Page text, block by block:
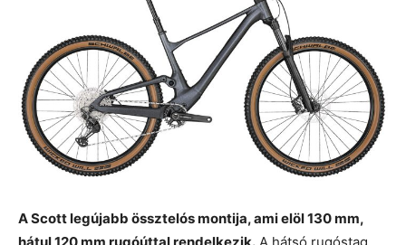
A Scott legújabb össztelós montija, ami elöl 130 mm,